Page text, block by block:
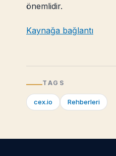
önemlidir.
Kaynağa bağlantı
TAGS
cex.io Rehberleri